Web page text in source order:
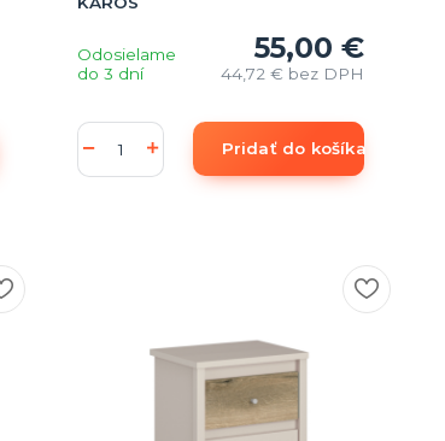
55,00 €
44,72 € bez DPH
Odosielame
do 3 dní
Pridať do košíka